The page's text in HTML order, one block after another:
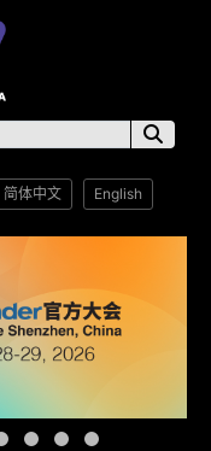
简体中文 English